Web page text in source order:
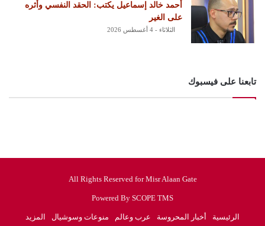
أحمد خالد إسماعيل يكتب: الحقد النفسي وأثره
على الغير
الثلاثاء - 4 أغسطس 2026
تابعنا على فيسبوك
All Rights Reserved for Misr Alaan Gate
Powered By SCOPE TMS
الرئيسية أخبار المحروسة عرب وعالم منوعات وسوشيال المزيد